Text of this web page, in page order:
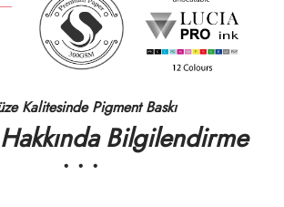
Kalitesinde Pigment Baskı
Bilgilendirme
• • •